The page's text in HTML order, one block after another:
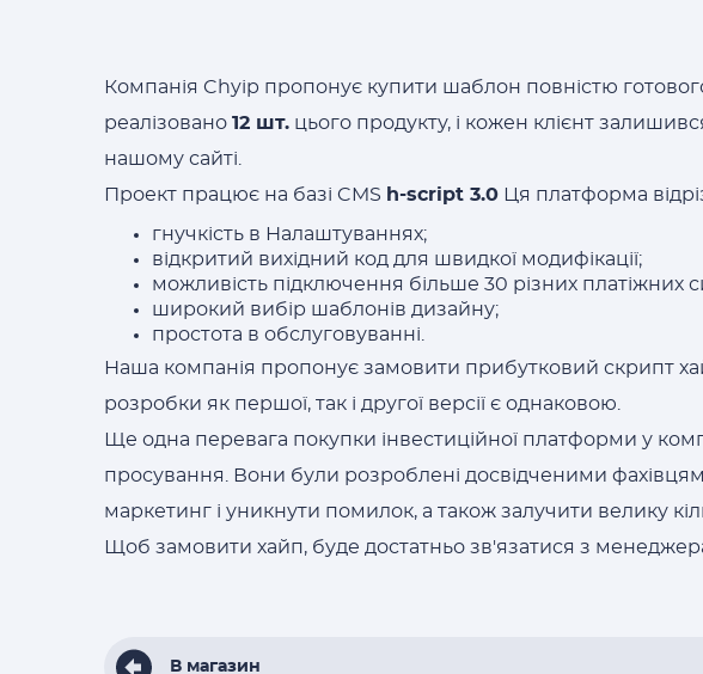
Компанія Chyip пропонує купити шаблон повністю
реалізовано 12 шт. цього продукту, і кожен клієнт
нашому сайті.
Проект працює на базі CMS h-script 3.0 Ця платформа
гнучкість в Налаштуваннях;
відкритий вихідний код для швидкої модифікації;
можливість підключення більше 30 різних платіжних
широкий вибір шаблонів дизайну;
простота в обслуговуванні.
Наша компанія пропонує замовити прибутковий скрипт
розробки як першої, так і другої версії є однаковою.
Ще одна перевага покупки інвестиційної платформи у
просування. Вони були розроблені досвідченими
маркетинг і уникнути помилок, а також залучити велику
Щоб замовити хайп, буде достатньо зв'язатися з
В магазин